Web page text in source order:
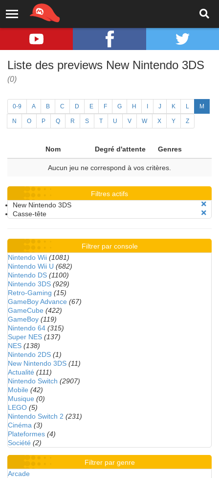
Liste des previews New Nintendo 3DS
(0)
0-9 A B C D E F G H J K L M
N O P Q R S T U V W X Y Z
Nom Degré d'attente Genres
Aucun jeu ne correspond à vos critères.
Filtres actifs
New Nintendo 3DS
Casse-tête
Filtrer par console
Nintendo Wii (1081)
Nintendo Wii U (682)
Nintendo DS (1100)
Nintendo 3DS (929)
Retro-Gaming (15)
GameBoy Advance (67)
GameCube (422)
GameBoy (119)
Nintendo 64 (315)
Super NES (137)
NES (138)
Nintendo 2DS (1)
New Nintendo 3DS (11)
Actualité (111)
Nintendo Switch (2907)
Mobile (42)
Musique (0)
LEGO (5)
Nintendo Switch 2 (231)
Cinéma (3)
Plateformes (4)
Société (2)
Filtrer par genre
Arcade